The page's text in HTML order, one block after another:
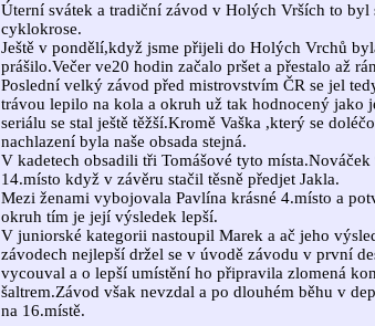
Úterní svátek a tradiční závod v Holých Vrších to byl
cyklokrose.
Ještě v pondělí,když jsme přijeli do Holých Vrchů
prášilo.Večer ve20 hodin začalo pršet a přestalo až
Poslední velký závod před mistrovstvím ČR se jel
trávou lepilo na kola a okruh už tak hodnocený jako
seriálu se stal ještě těžší.Kromě Vaška ,který se
nachlazení byla naše obsada stejná.
V kadetech obsadili tři Tomášové tyto
14.místo když v závěru stačil těsně předjet Jakla.
Mezi ženami vybojovala Pavlína krásné 4.místo a
okruh tím je její výsledek lepší.
V juniorské kategorii nastoupil Marek a ač jeho
závodech nejlepší držel se v úvodě závodu v první
vycouval a o lepší umístění ho připravila zlomená
šaltrem.Závod však nevzdal a po dlouhém běhu v
na 16.místě.